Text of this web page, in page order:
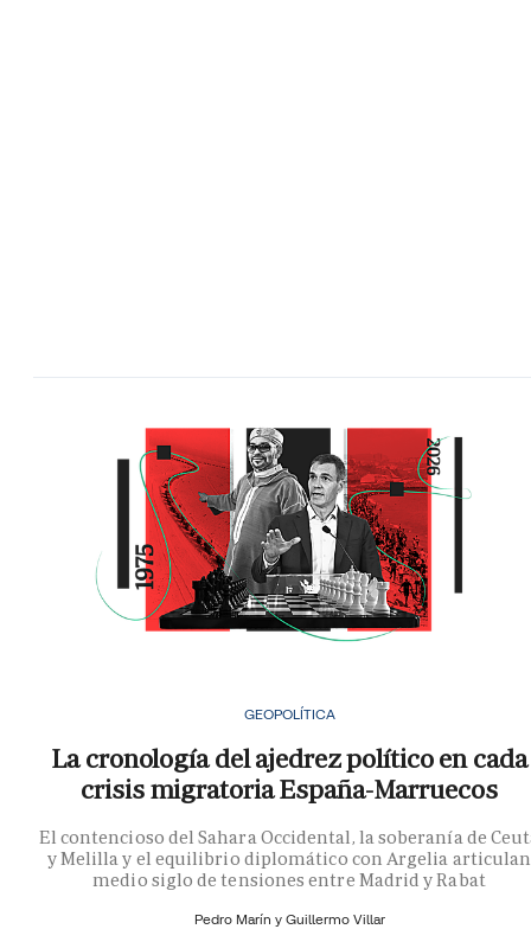
GEOPOLÍTICA
La cronología del ajedrez político en cada
crisis migratoria España-Marruecos
El contencioso del Sahara Occidental, la soberanía de
y Melilla y el equilibrio diplomático con Argelia articulan
medio siglo de tensiones entre Madrid y Rabat
Pedro Marín y Guillermo Villar